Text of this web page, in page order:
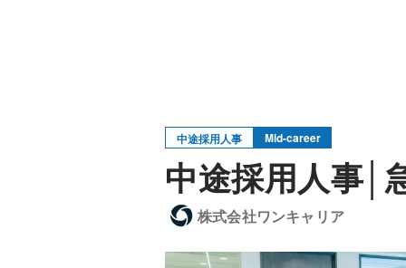
中途採用人事 Mid-career
中途採用人事│
株式会社ワンキャリア